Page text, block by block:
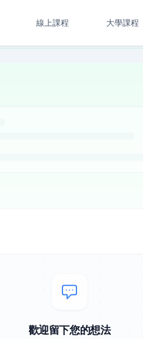
線上課程 大學課程
歡迎留下您的想法